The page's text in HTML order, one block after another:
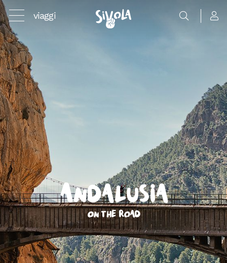
viaggi
Andalusia
On the road